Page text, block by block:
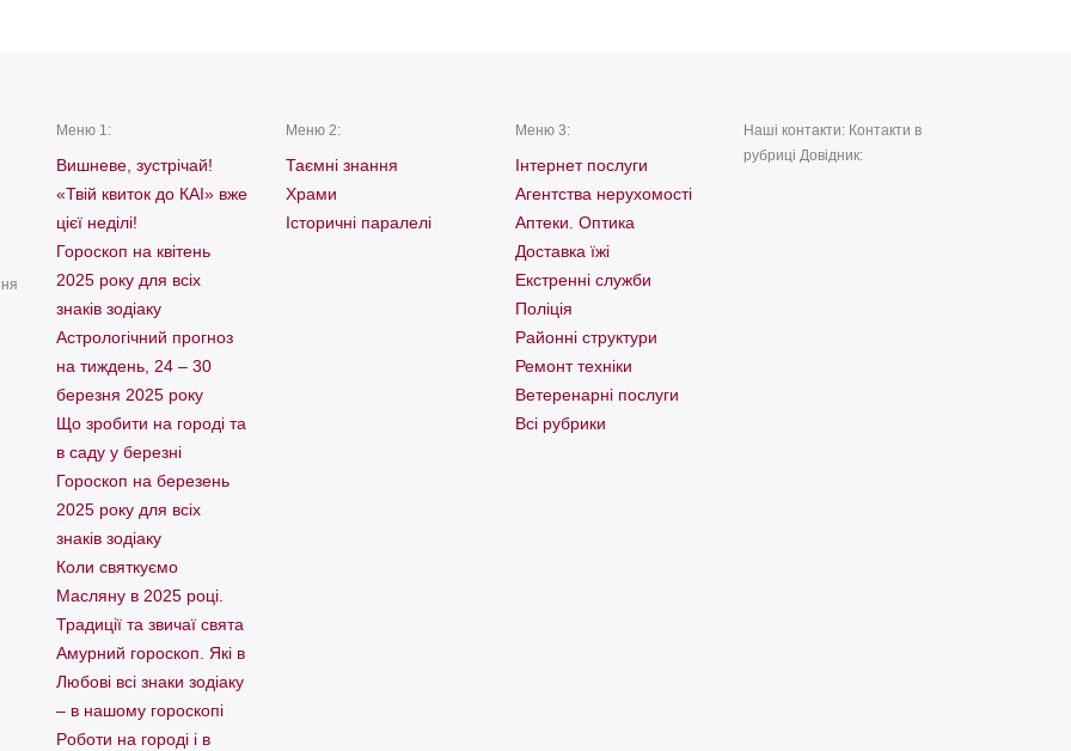
Меню 1:
Вишневе, зустрічай!
«Твій квиток до КАІ» вже
цієї неділі!
Гороскоп на квітень
2025 року для всіх
знаків зодіаку
Астрологічний прогноз
на тиждень, 24 – 30
березня 2025 року
Що зробити на городі та
в саду у березні
Гороскоп на березень
2025 року для всіх
знаків зодіаку
Коли святкуємо
Масляну в 2025 році.
Традиції та звичаї свята
Амурний гороскоп. Які в
Любові всі знаки зодіаку
– в нашому гороскопі
Pоботи на городі і в
Меню 2:
Таємні знання
Храми
Історичні паралелі
Меню 3:
Інтернет послуги
Агентства нерухомості
Аптеки. Оптика
Доставка їжі
Екстренні служби
Поліція
Районні структури
Ремонт техніки
Ветеренарні послуги
Всі рубрики
Наші контакти: Контакти в
рубриці Довідник: